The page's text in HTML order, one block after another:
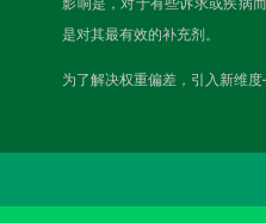
是对其最有效的补充剂。
为了解决权重偏差，引入新维